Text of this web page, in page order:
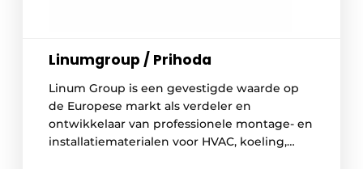
Linumgroup / Prihoda
Linum Group is een gevestigde waarde op
de Europese markt als verdeler en
ontwikkelaar van professionele montage- en
installatiematerialen voor HVAC, koeling,